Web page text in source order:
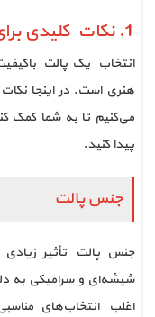
1. نکات کلیدی برای انتخاب پالت باکیفیت
انتخاب یک پالت
هنری است. در اینجا
می‌کنیم تا به شما کمک
پیدا کنید.
جنس پالت
جنس پالت تأثیر
شیشه‌ای و سرامیکی به
اغلب انتخاب‌های